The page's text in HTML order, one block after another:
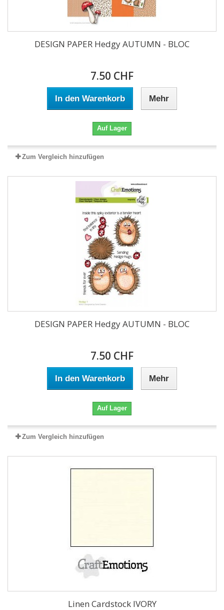
DESIGN PAPER Hedgy AUTUMN - BLOC
7.50 CHF
In den Warenkorb Mehr
Auf Lager
Zum Vergleich hinzufügen
DESIGN PAPER Hedgy AUTUMN - BLOC
7.50 CHF
In den Warenkorb Mehr
Auf Lager
Zum Vergleich hinzufügen
Linen Cardstock IVORY